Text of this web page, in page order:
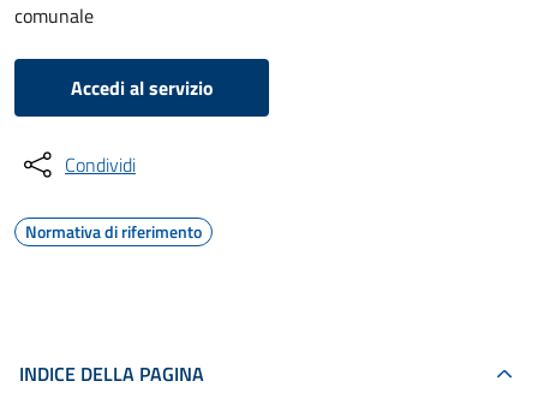
comunale
Accedi al servizio
Condividi
Normativa di riferimento
INDICE DELLA PAGINA